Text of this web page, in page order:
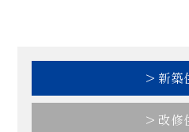
> 新築
> 改修